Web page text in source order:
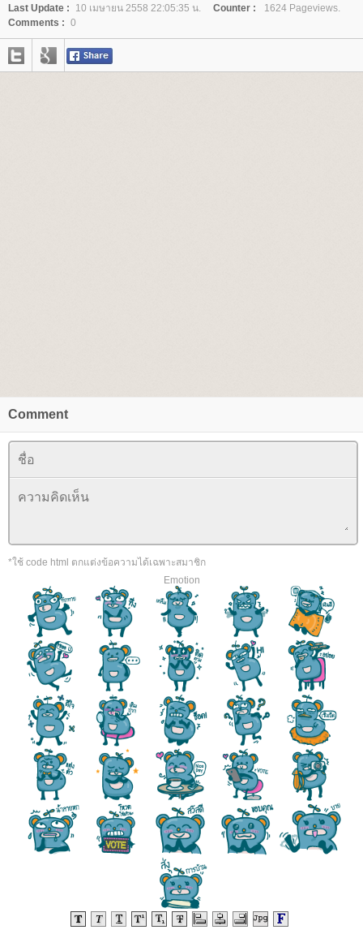
Last Update :
10 เมษายน 2558 22:05:35 น. Counter :
1624 Pageviews.
Comments : 0
Comment
*ใช้ code html ตกแต่งข้อความได้เฉพาะสมาชิก
Emotion